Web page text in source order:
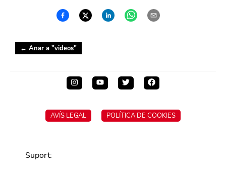
← Anar a "videos"
AVÍS LEGAL POLÍTICA DE COOKIES
Suport: